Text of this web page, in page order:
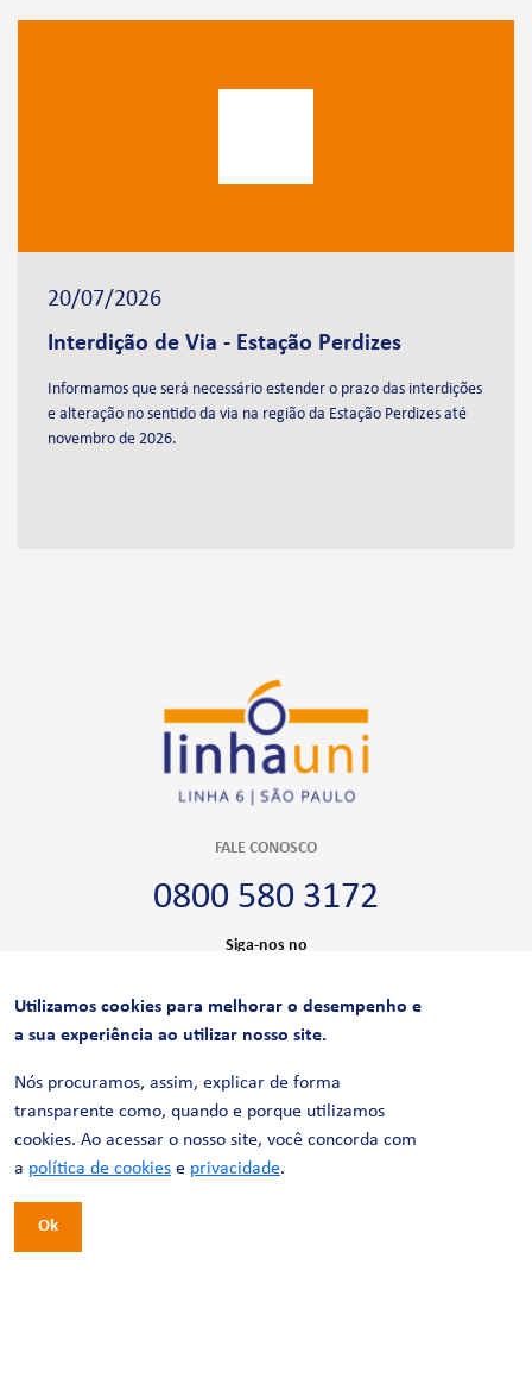
20/07/2026
Interdição de Via - Estação Perdizes
Informamos que será necessário estender o prazo das interdições
e alteração no sentido da via na região da Estação Perdizes até
novembro de 2026.
FALE CONOSCO
0800 580 3172
Siga-nos no
CERTIFICAÇÕES
Utilizamos cookies para melhorar o desempenho e
a sua experiência ao utilizar nosso site.
Nós procuramos, assim, explicar de forma
transparente como, quando e porque utilizamos
cookies. Ao acessar o nosso site, você concorda com
a política de cookies e privacidade.
Ok